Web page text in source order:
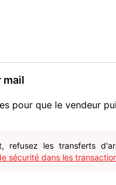
mail
pour que le vendeur
refusez les transferts
sécurité dans les